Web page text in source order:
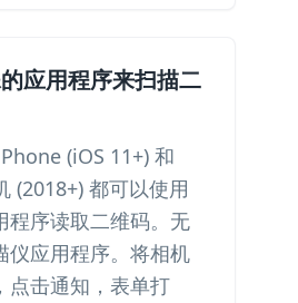
应用程序来扫描二
(iOS 11+) 和
(2018+) 都可以使用
程序读取二维码。无
仪应用程序。将相机
点击通知，表单打